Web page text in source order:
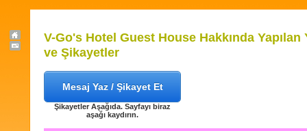
V-Go's Hotel Guest House Hakkında Yapılan
ve Şikayetler
Mesaj Yaz / Şikayet Et
Şikayetler Aşağıda. Sayfayı biraz
aşağı kaydırın.